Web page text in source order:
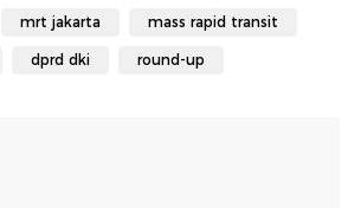
mrt jakarta mass rapid transit
dprd dki round-up